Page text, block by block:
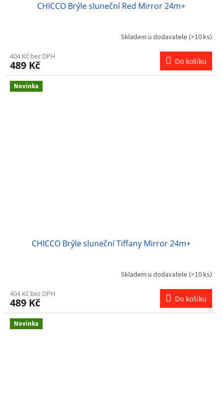
CHICCO Brýle sluneční Red Mirror 24m+
Skladem u dodavatele (>10 ks)
404 Kč bez DPH
489 Kč Do košíku
Novinka
CHICCO Brýle sluneční Tiffany Mirror 24m+
Skladem u dodavatele (>10 ks)
404 Kč bez DPH
489 Kč Do košíku
Novinka